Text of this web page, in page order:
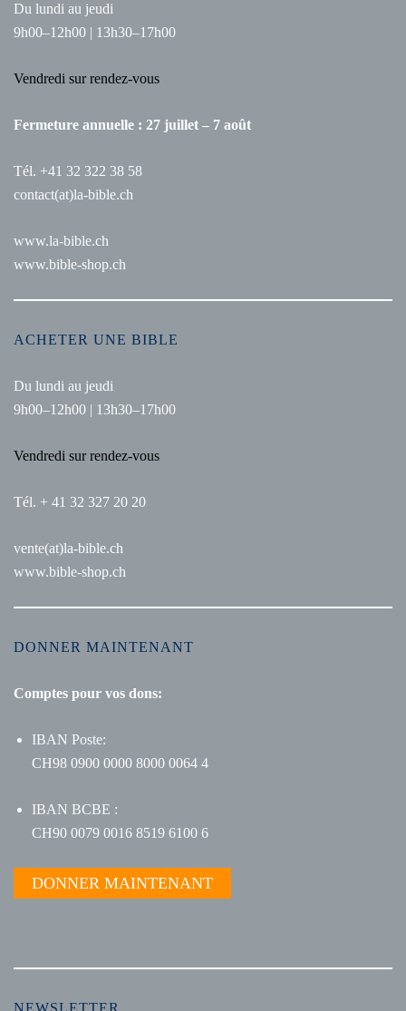
Du lundi au jeudi
9h00–12h00 | 13h30–17h00
Vendredi sur rendez-vous
Fermeture annuelle : 27 juillet – 7 août
Tél. +41 32 322 38 58
contact(at)la-bible.ch
www.la-bible.ch
www.bible-shop.ch
ACHETER UNE BIBLE
Du lundi au jeudi
9h00–12h00 | 13h30–17h00
Vendredi sur rendez-vous
Tél. + 41 32 327 20 20
vente(at)la-bible.ch
www.bible-shop.ch
DONNER MAINTENANT
Comptes pour vos dons:
IBAN Poste:
CH98 0900 0000 8000 0064 4
IBAN BCBE :
CH90 0079 0016 8519 6100 6
DONNER MAINTENANT
NEWSLETTER